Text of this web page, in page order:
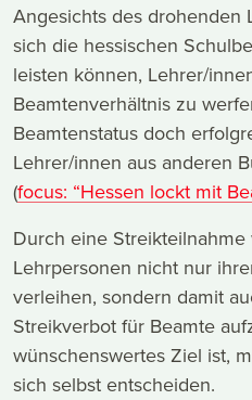
Angesichts des drohenden
sich die hessischen
leisten können, Lehrer/
Beamtenverhältnis zu
Beamtenstatus doch
Lehrer/innen aus anderen
(focus: “Hessen lockt mit
Durch eine
Lehrpersonen nicht nur
verleihen, sondern damit
Streikverbot für Beamte
wünschenswertes Ziel ist,
sich selbst entscheiden.